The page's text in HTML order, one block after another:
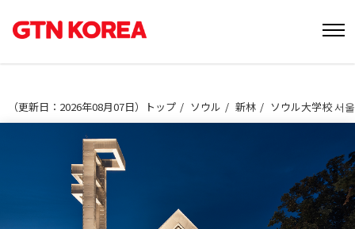
（更新日：2026年08月07日） トップ ソウル 新林 ソウル大学校 서